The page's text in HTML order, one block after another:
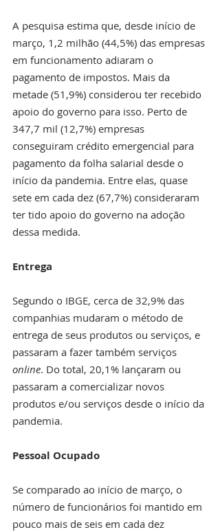
A pesquisa estima que, desde início de
março, 1,2 milhão (44,5%) das empresas
em funcionamento adiaram o
pagamento de impostos. Mais da
metade (51,9%) considerou ter recebido
apoio do governo para isso. Perto de
347,7 mil (12,7%) empresas
conseguiram crédito emergencial para
pagamento da folha salarial desde o
início da pandemia. Entre elas, quase
sete em cada dez (67,7%) consideraram
ter tido apoio do governo na adoção
dessa medida.
Entrega
Segundo o IBGE, cerca de 32,9% das
companhias mudaram o método de
entrega de seus produtos ou serviços, e
passaram a fazer também serviços
online. Do total, 20,1% lançaram ou
passaram a comercializar novos
produtos e/ou serviços desde o início da
pandemia.
Pessoal Ocupado
Se comparado ao início de março, o
número de funcionários foi mantido em
pouco mais de seis em cada dez